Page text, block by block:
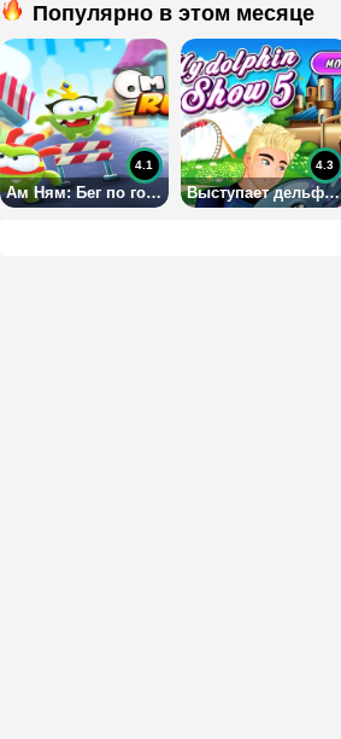
Популярно в этом месяце
Ам Ням: Бег по городу
4.1
Выступает дельфин 5
4.3